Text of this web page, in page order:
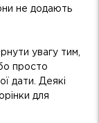
не додають
увагу тим,
просто
дати. Деякі
для